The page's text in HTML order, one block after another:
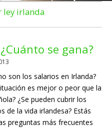
–
en
estudian y trabajan en
ley irlanda
se gana?
son los salarios en Irlanda?
es mejor o peor que la
¿Se pueden cubrir los
de la vida irlandesa? Estás
preguntas más frecuentes